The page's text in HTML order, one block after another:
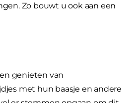
Zo bouwt u ook aan een
genieten van
met hun baasje en andere